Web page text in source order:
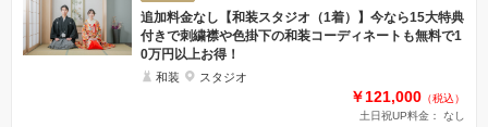
追加料金なし【和装スタジオ（1着）】今なら15大特典
付きで刺繍襟や色掛下の和装コーディネートも無料で1
0万円以上お得！
和装 スタジオ
￥121,000 （税込）
土日祝UP料金： なし